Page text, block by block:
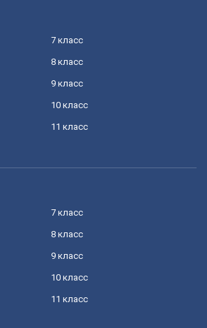
7 класс
8 класс
9 класс
10 класс
11 класс
7 класс
8 класс
9 класс
10 класс
11 класс